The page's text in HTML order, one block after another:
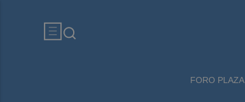
FORO PLAZA